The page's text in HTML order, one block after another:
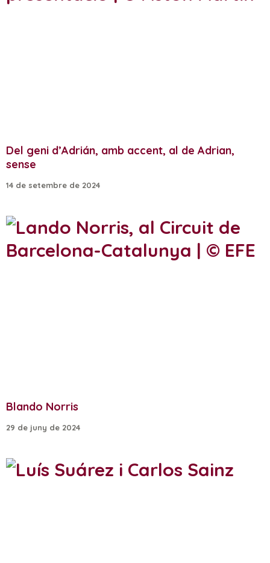
Del geni d’Adrián, amb accent, al de Adrian,
sense
14 de setembre de 2024
Blando Norris
29 de juny de 2024